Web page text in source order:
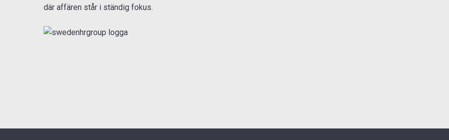
där affären står i ständig fokus.